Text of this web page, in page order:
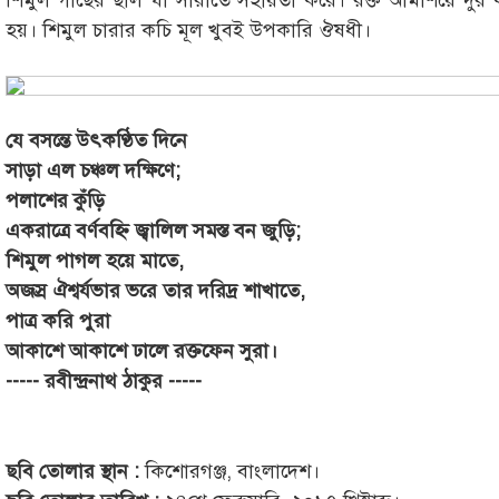
হয়। শিমুল চারার কচি মূল খুবই উপকারি ঔষধী।
যে বসন্তে উৎকণ্ঠিত দিনে
সাড়া এল চঞ্চল দক্ষিণে;
পলাশের কুঁড়ি
একরাত্রে বর্ণবহ্নি জ্বালিল সমস্ত বন জুড়ি;
শিমুল পাগল হয়ে মাতে,
অজস্র ঐশ্বর্যভার ভরে তার দরিদ্র শাখাতে,
পাত্র করি পুরা
আকাশে আকাশে ঢালে রক্তফেন সুরা।
----- রবীন্দ্রনাথ ঠাকুর -----
ছবি তোলার স্থান :কিশোরগঞ্জ, বাংলাদেশ।